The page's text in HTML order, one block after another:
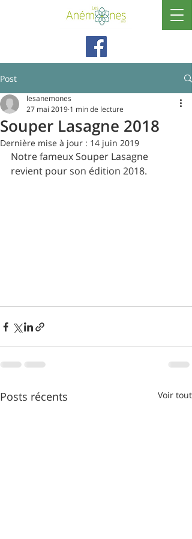
Post
Souper Lasagne 2018
lesanemones
27 mai 2019 1 min de lecture
Dernière mise à jour : 14 juin 2019
Notre fameux Souper Lasagne
revient pour son édition 2018.
Posts récents Voir tout